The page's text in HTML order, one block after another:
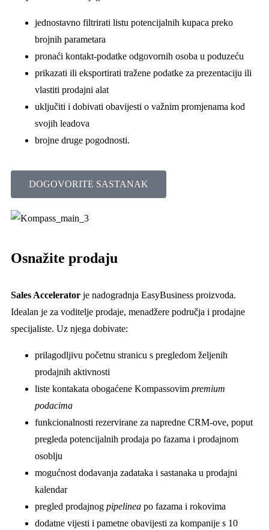
jednostavno filtrirati listu potencijalnih kupaca preko
brojnih parametara
pronaći kontakt-podatke odgovornih osoba u poduzeću
prikazati ili eksportirati tražene podatke za prezentaciju ili
vlastiti prodajni alat
uključiti i dobivati obavijesti o važnim promjenama kod
svojih leadova
brojne druge pogodnosti.
DOGOVORITE SASTANAK
Osnažite prodaju
Sales Accelerator je nadogradnja EasyBusiness proizvoda.
Idealan je za voditelje prodaje, menadžere područja i prodajne
specijaliste. Uz njega dobivate:
prilagodljivu početnu stranicu s pregledom željenih
prodajnih aktivnosti
liste kontakata obogaćene Kompassovim premium
podacima
funkcionalnosti rezervirane za napredne CRM-ove, poput
pregleda potencijalnih prodaja po fazama i prodajnom
osoblju
mogućnost dodavanja zadataka i sastanaka u prodajni
kalendar
pregled prodajnog pipelinea po fazama i rokovima
dodatne vijesti i pametne obavijesti za kompanije s 10